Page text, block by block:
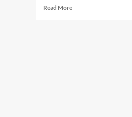
Read MoreRead